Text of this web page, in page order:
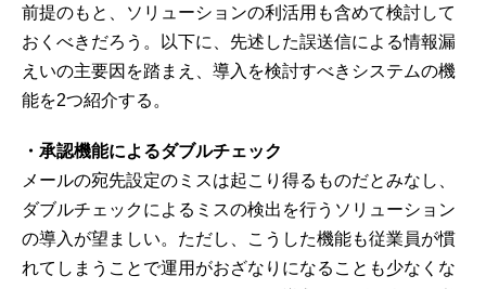
前提のもと、ソリューションの利活用も含めて検討して
おくべきだろう。以下に、先述した誤送信による情報漏
えいの主要因を踏まえ、導入を検討すべきシステムの機
能を2つ紹介する。
・承認機能によるダブルチェック
メールの宛先設定のミスは起こり得るものだとみなし、
ダブルチェックによるミスの検出を行うソリューション
の導入が望ましい。ただし、こうした機能も従業員が慣
れてしまうことで運用がおざなりになることも少なくな